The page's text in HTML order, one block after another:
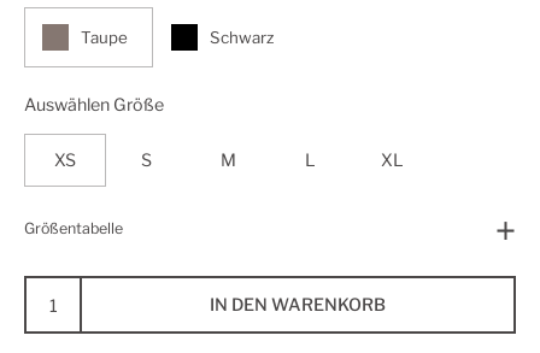
Taupe Schwarz
Auswählen Größe
XS S M L XL
Größentabelle
IN DEN WARENKORB